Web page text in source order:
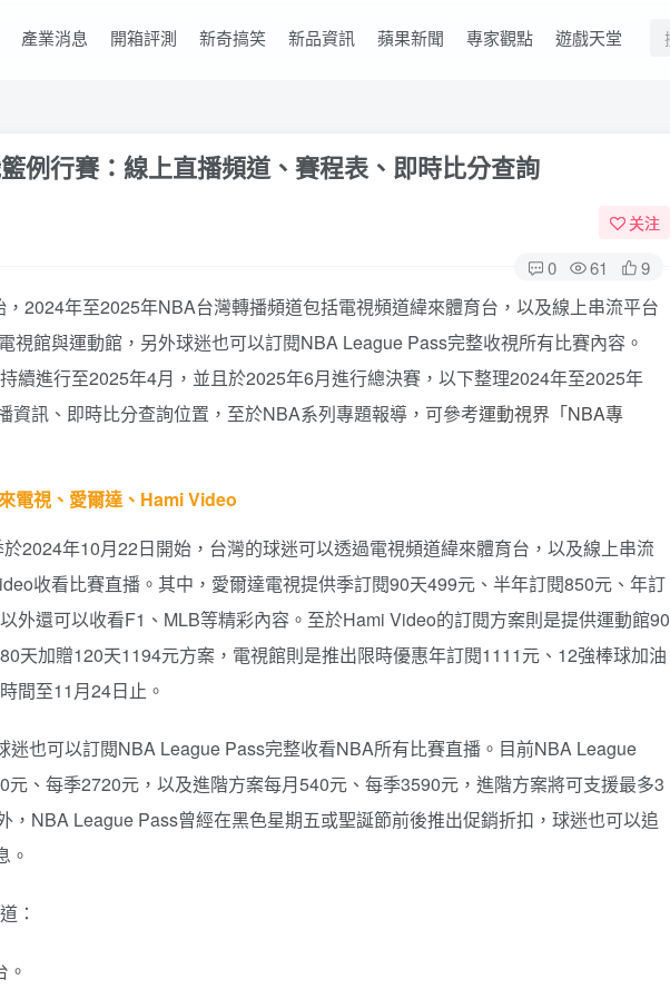
產業消息 開箱評測 新奇搞笑 新品資訊 蘋果新聞 專家觀點 遊戲天堂
例行賽：線上直播頻道、賽程表、即時比分查詢
关注
0 61 9
2024年至2025年NBA台灣轉播頻道包括電視頻道緯來體育台，以及線上串流平台
視館與運動館，另外球迷也可以訂閱NBA League Pass完整收視所有比賽內容。
續進行至2025年4月，並且於2025年6月進行總決賽，以下整理2024年至2025年
資訊、即時比分查詢位置，至於NBA系列專題報導，可參考運動視界「NBA專
電視、愛爾達、Hami Video
2024年10月22日開始，台灣的球迷可以透過電視頻道緯來體育台，以及線上串流
收看比賽直播。其中，愛爾達電視提供季訂閱90天499元、半年訂閱850元、年訂
外還可以收看F1、MLB等精彩內容。至於Hami Video的訂閱方案則是提供運動館90
天加贈120天1194元方案，電視館則是推出限時優惠年訂閱1111元、12強棒球加油
間至11月24日止。
迷也可以訂閱NBA League Pass完整收看NBA所有比賽直播。目前NBA League
元、每季2720元，以及進階方案每月540元、每季3590元，進階方案將可支援最多3
，NBA League Pass曾經在黑色星期五或聖誕節前後推出促銷折扣，球迷也可以追
。
：